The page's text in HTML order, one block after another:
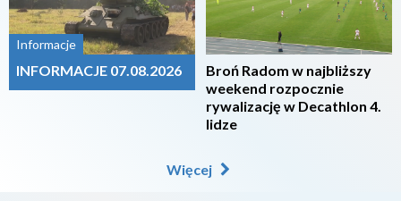
Informacje
INFORMACJE 07.08.2026
Broń Radom w najbliższy
weekend rozpocznie
rywalizację w Decathlon 4.
lidze
Więcej